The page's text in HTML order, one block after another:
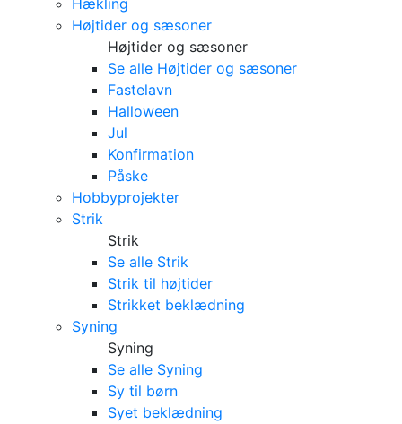
Hækling
Højtider og sæsoner
Højtider og sæsoner
Se alle Højtider og sæsoner
Fastelavn
Halloween
Jul
Konfirmation
Påske
Hobbyprojekter
Strik
Strik
Se alle Strik
Strik til højtider
Strikket beklædning
Syning
Syning
Se alle Syning
Sy til børn
Syet beklædning